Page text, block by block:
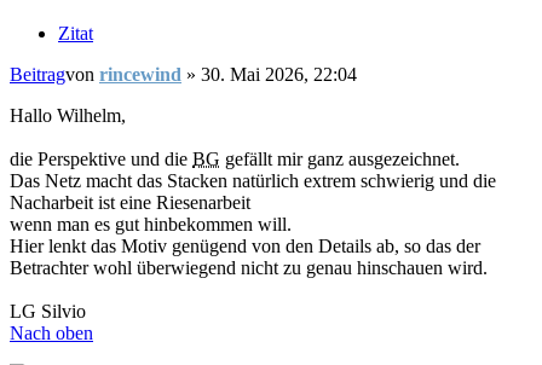
Zitat
Beitragvon rincewind » 30. Mai 2026, 22:04
Hallo Wilhelm,
die Perspektive und die BG gefällt mir ganz ausgezeichnet.
Das Netz macht das Stacken natürlich extrem schwierig und die
Nacharbeit ist eine Riesenarbeit
wenn man es gut hinbekommen will.
Hier lenkt das Motiv genügend von den Details ab, so das der
Betrachter wohl überwiegend nicht zu genau hinschauen wird.
LG Silvio
Nach oben